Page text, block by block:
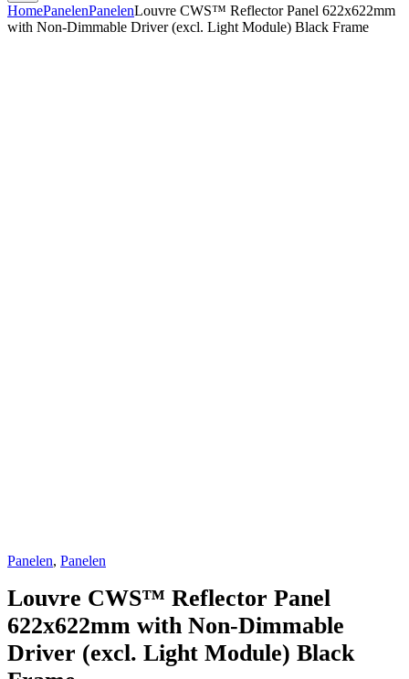
HomePanelenPanelenLouvre CWS™ Reflector Panel 622x622mm
with Non-Dimmable Driver (excl. Light Module) Black Frame
Panelen, Panelen
Louvre CWS™ Reflector Panel
622x622mm with Non-Dimmable
Driver (excl. Light Module) Black